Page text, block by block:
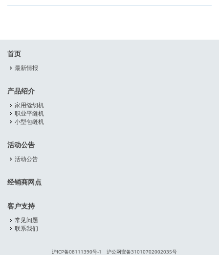
首页
最新情报
产品绍介
家用缝纫机
职业平缝机
小型包缝机
活动公告
活动公告
经销商网点
客户支持
常见问题
联系我们
沪ICP备08111390号-1 沪公网安备31010702002035号